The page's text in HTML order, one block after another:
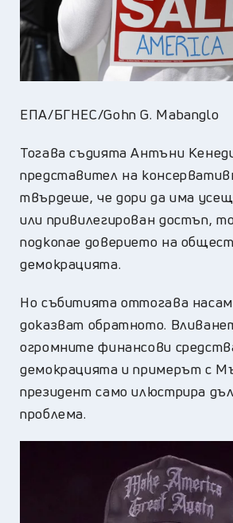
ЕПА/БГНЕС/Gohn G. Mabanglo
Тогава съдията Антъни
представител на
твърдеше, че дори да има
или привилегирован достъп,
подкопае доверието на
демокрацията.
Но събитията оттогава
доказват обратното.
огромните финансови
демокрацията и примерът с
президент само илюстрира
проблема.